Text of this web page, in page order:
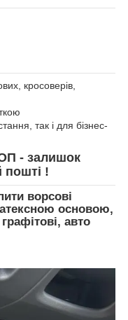
кросоверів,
так і для бізнес-
- залишок
пошті !
ворсові
основою,
авто